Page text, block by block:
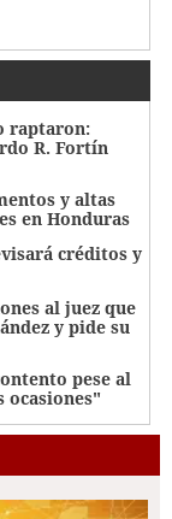
raptaron:
R. Fortín
y altas
en Honduras
créditos y
al juez que
y pide su
pese al
ocasiones"